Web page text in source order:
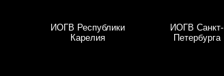
ИОГВ Республики
Карелия
ИОГВ Санкт-
Петербурга